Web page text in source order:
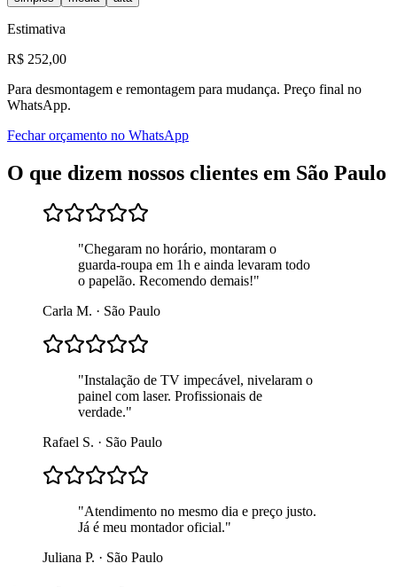
Estimativa
R$ 252,00
Para desmontagem e remontagem para mudança. Preço final no
WhatsApp.
Fechar orçamento no WhatsApp
O que dizem nossos clientes em São Paulo
"Chegaram no horário, montaram o
guarda-roupa em 1h e ainda levaram todo
o papelão. Recomendo demais!"
Carla M. · São Paulo
"Instalação de TV impecável, nivelaram o
painel com laser. Profissionais de
verdade."
Rafael S. · São Paulo
"Atendimento no mesmo dia e preço justo.
Já é meu montador oficial."
Juliana P. · São Paulo